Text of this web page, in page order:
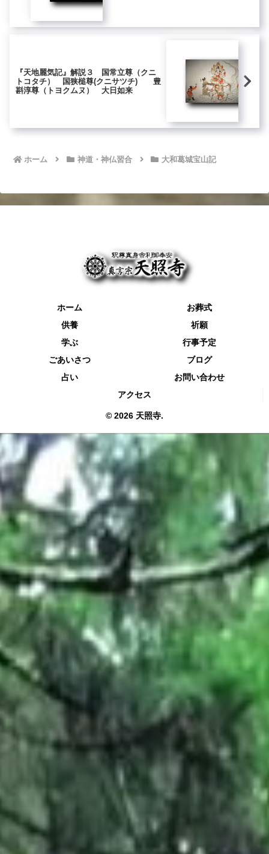
『天地麗気記』解説３ 国常立尊（クニ
トコタチ） 国狭槌尊(クニサツチ) 豊
斟淳尊（トヨクムヌ） 大日如来
ホーム 神道・神仏習合 大和葛城宝山記
ホーム
お葬式
供養
祈願
学ぶ
行事予定
ごあいさつ
ブログ
占い
お問い合わせ
アクセス
© 2026 天照寺.